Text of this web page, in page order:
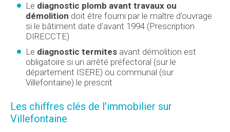
Le diagnostic plomb avant travaux ou
démolition doit être fourni par le maître d'ouvrage
si le bâtiment date d'avant 1994 (Prescription
DIRECCTE)
Le diagnostic termites avant démolition est
obligatoire si un arrêté préfectoral (sur le
département ISERE) ou communal (sur
Villefontaine) le prescrit
Les chiffres clés de l'immobilier sur
Villefontaine